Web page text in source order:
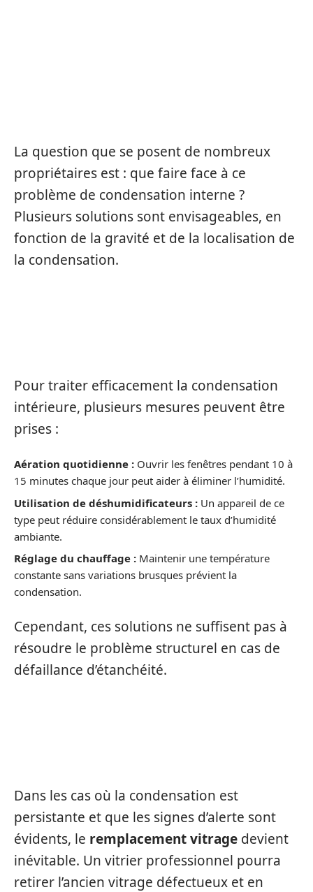
La question que se posent de nombreux
propriétaires est : que faire face à ce
problème de condensation interne ?
Plusieurs solutions sont envisageables, en
fonction de la gravité et de la localisation de
la condensation.
Pour traiter efficacement la condensation
intérieure, plusieurs mesures peuvent être
prises :
Aération quotidienne : Ouvrir les fenêtres pendant 10 à
15 minutes chaque jour peut aider à éliminer l’humidité.
Utilisation de déshumidificateurs : Un appareil de ce
type peut réduire considérablement le taux d’humidité
ambiante.
Réglage du chauffage : Maintenir une température
constante sans variations brusques prévient la
condensation.
Cependant, ces solutions ne suffisent pas à
résoudre le problème structurel en cas de
défaillance d’étanchéité.
Dans les cas où la condensation est
persistante et que les signes d’alerte sont
évidents, le remplacement vitrage devient
inévitable. Un vitrier professionnel pourra
retirer l’ancien vitrage défectueux et en